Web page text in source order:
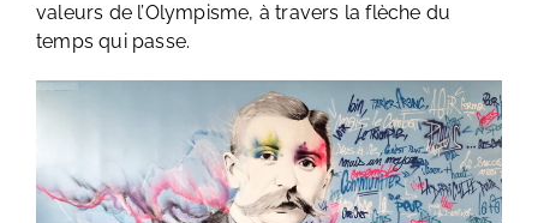
valeurs de l’Olympisme, à travers la flèche du
temps qui passe.